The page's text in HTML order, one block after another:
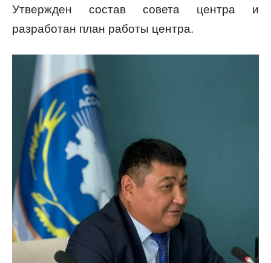
Утвержден состав совета центра и
разработан план работы центра.